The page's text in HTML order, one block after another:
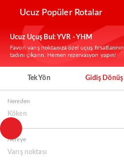
Ucuz Popüler Rotalar
Ucuz Uçuş Bul: YVR - YHM
Favori varış noktanıza özel uçuş fırsatlarının
tadını çıkarın. Hemen rezervasyon yapın!
Tek Yön Gidiş Dönüş
Nereden
Köken
Nereye
Varış noktası